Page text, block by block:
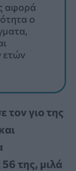
αφορά
ο
ετών
τον γιο της
της, μιλά